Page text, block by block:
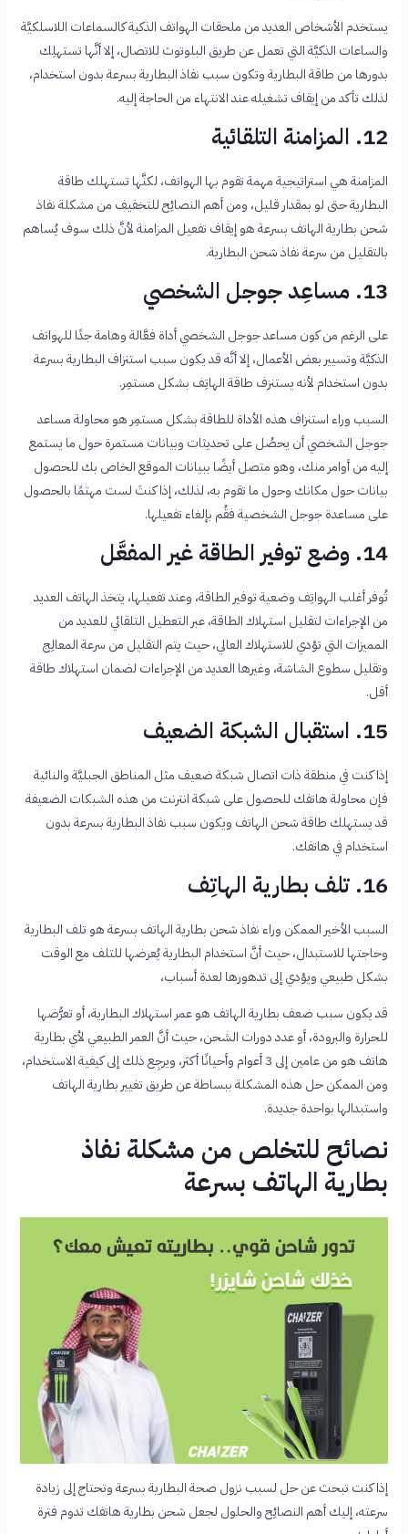
يستخدم الأشخاص العديد من ملحقات الهواتف الذكية كالسماعات اللاسلكيَّة
والساعات الذكيَّة التي تعمل عن طريق البلوتوث للاتصال، إلا أنَّها تستهلِك
بدورها من طاقة البطارية وتكون سبب نفاذ البطارية بسرعة بدون استخدام،
لذلك تأكد من إيقاف تشغيله عند الانتهاء من الحاجة إليه.
12. المزامنة التلقائية
المزامنة هي استراتيجية مهمة تقوم بها الهواتف، لكنَّها تستهلك طاقة
البطارية حتى لو بمقدار قليل، ومن أهم النصائِح للتخفيف من مشكلة نفاذ
شحن بطارية الهاتف بسرعة هو إيقاف تفعيل المزامنة لأنَّ ذلك سوف يُساهم
بالتقليل من سرعة نفاذ شحن البطارية.
13. مساعِد جوجل الشخصي
على الرغم من كون مساعد جوجل الشخصي أداة فعَّالة وهامة جدًا للهواتف
الذكيَّة وتسيير بعض الأعمال، إلا أنَّه قد يكون سبب استنزاف البطارية بسرعة
بدون استخدام لأنه يستنزف طاقة الهاتِف بشكل مستمِر.
السبب وراء استنزاف هذه الأداة للطاقة بشكل مستمِر هو محاولة مساعد
جوجل الشخصي أن يحصُل على تحديثات وبيانات مستمرة حول ما يستمع
إليه من أوامر منك، وهو متصل أيضًا ببيانات الموقع الخاص بك للحصول
بيانات حول مكانك وحول ما تقوم به، لذلك، إذا كنتَ لست مهتمًا بالحصول
على مساعدة جوجل الشخصية فقُم بإلغاء تفعيلها.
14. وضع توفير الطاقة غير المفعَّل
تُوفر أغلب الهواتِف وضعية توفير الطاقة، وعند تفعيلها، يتخذ الهاتف العديد
من الإجراءات لتقليل استهلاك الطاقة، عبر التعطيل التلقائي للعديد من
المميزات التي تؤدي للاستهلاك العالي، حيث يتم التقليل من سرعة المعالِج
وتقليل سطوع الشاشة، وغيرها العديد من الإجراءات لضمان استهلاك طاقة
أقل.
15. استقبال الشبكة الضعيف
إذا كنت في منطقة ذات اتصال شبكة ضعيف مثل المناطق الجبليَّة والنائية
فإن محاولة هاتفك للحصول على شبكة انترنت من هذه الشبكات الضعيفة
قد يستهلك طاقة شحن الهاتف ويكون سبب نفاذ البطارية بسرعة بدون
استخدام في هاتفك.
16. تلف بطارية الهاتِف
السبب الأخير الممكن وراء نفاذ شحن بطارية الهاتف بسرعةهو تلف البطارية
وحاجتها للاستبدال، حيث أنَّ استخدام البطارية يُعرضها للتلف مع الوقت
بشكل طبيعي ويؤدي إلى تدهورها لعدة أسباب،
قد يكون سبب ضعف بطارية الهاتف هوعمر استهلاك البطارية، أو تعرُّضها
للحرارة والبرودة، أوعدد دورات الشحن، حيث أنَّ العمر الطبيعي لأي بطارية
هاتف هو من عامين إلى 3 أعوام وأحيانًا أكثر، ويرجِع ذلك إلى كيفية الاستخدام،
ومن الممكن حل هذه المشكلة ببساطة عن طريق تغيير بطارية الهاتف
واستبدالها بواحدة جديدة.
نصائح للتخلص من مشكلة نفاذ
بطارية الهاتف بسرعة
إذا كنت تبحث عنحل لسبب نزول صحة البطارية بسرعة وتحتاج إلى زيادة
سرعته، إليك أهم النصائِح والحلول لجعل شحن بطارية هاتفك تدوم فترة